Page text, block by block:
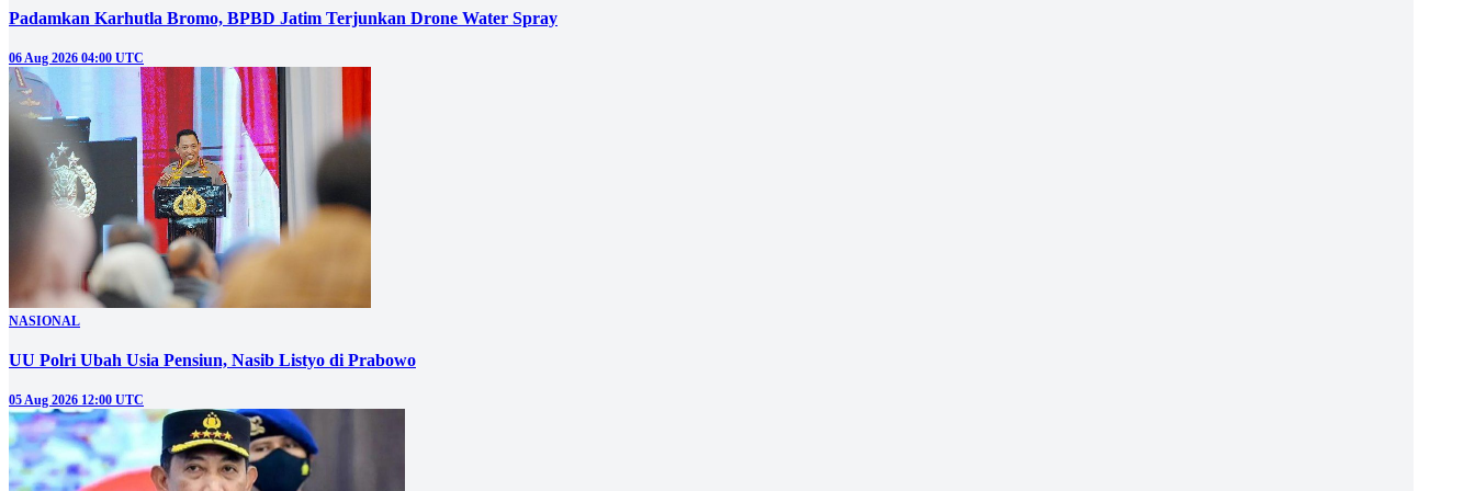
Padamkan Karhutla Bromo, BPBD Jatim Terjunkan Drone Water Spray
06 Aug 2026 04:00 UTC
NASIONAL
UU Polri Ubah Usia Pensiun, Nasib Listyo di Prabowo
05 Aug 2026 12:00 UTC